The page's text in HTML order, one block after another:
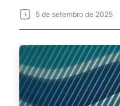
5 de setembro de 2025